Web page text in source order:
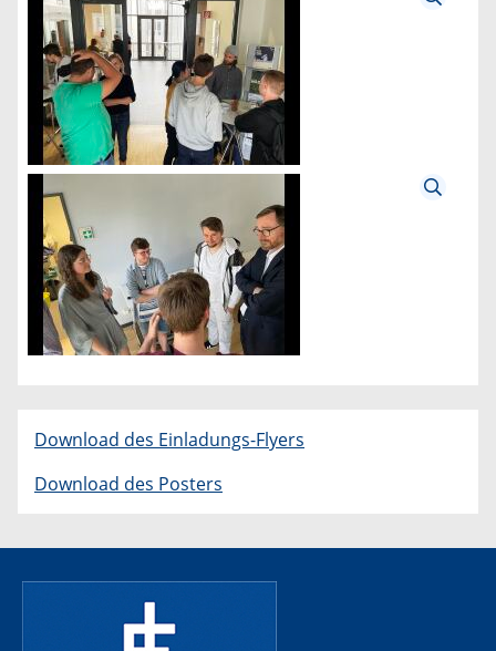
Download des Einladungs-Flyers
Download des Posters